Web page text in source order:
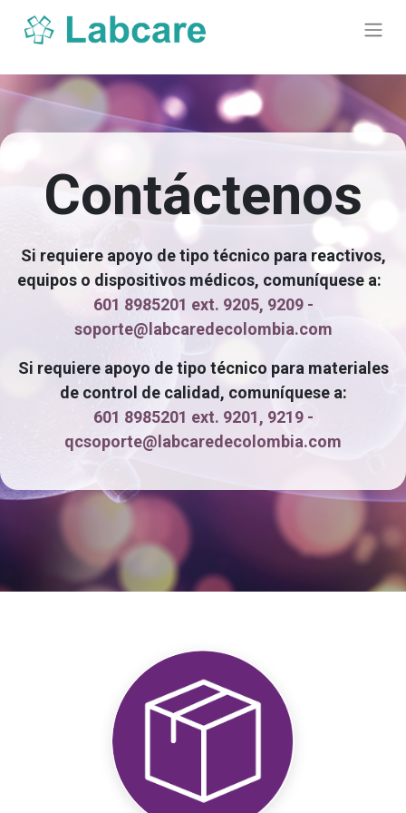
Contáctenos
Si requiere apoyo de tipo técnico para reactivos,
equipos o dispositivos médicos, comuníquese a:
601 8985201 ext. 9205, 9209 -
soporte@labcaredecolombia.com
Si requiere apoyo de tipo técnico para materiales
de control de calidad, comuníquese a:
601 8985201 ext. 9201, 9219 -
qcsoporte@labcaredecolombia.com